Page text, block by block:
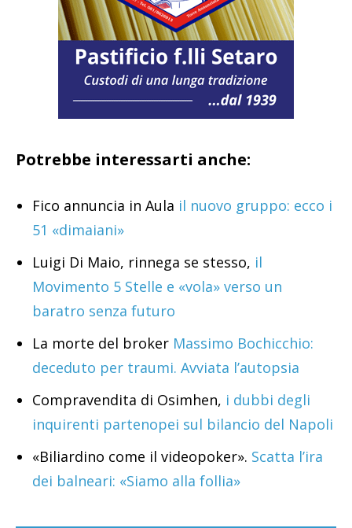
Potrebbe interessarti anche:
Fico annuncia in Aula il nuovo gruppo: ecco i
51 «dimaiani»
Luigi Di Maio, rinnega se stesso, il
Movimento 5 Stelle e «vola» verso un
baratro senza futuro
La morte del broker Massimo Bochicchio:
deceduto per traumi. Avviata l’autopsia
Compravendita di Osimhen, i dubbi degli
inquirenti partenopei sul bilancio del Napoli
«Biliardino come il videopoker». Scatta l’ira
dei balneari: «Siamo alla follia»